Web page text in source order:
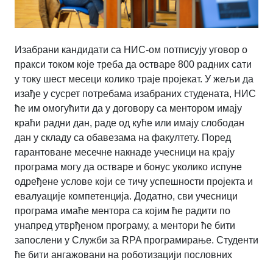
Изабрани кандидати са НИС-ом потписују уговор о
пракси током које треба да остваре 800 радних сати
у току шест месеци колико траје пројекат. У жељи да
изађе у сусрет потребама изабраних студената, НИС
ће им омогућити да у договору са ментором имају
краћи радни дан, раде од куће или имају слободан
дан у складу са обавезама на факултету. Поред
гарантоване месечне накнаде учесници на крају
програма могу да остваре и бонус уколико испуне
одређене услове који се тичу успешности пројекта и
евалуације компетенција. Додатно, сви учесници
програма имаће ментора са којим ће радити по
унапред утврђеном програму, а ментори ће бити
запослени у Служби за RPA програмирање. Студенти
ће бити ангажовани на роботизацији пословних